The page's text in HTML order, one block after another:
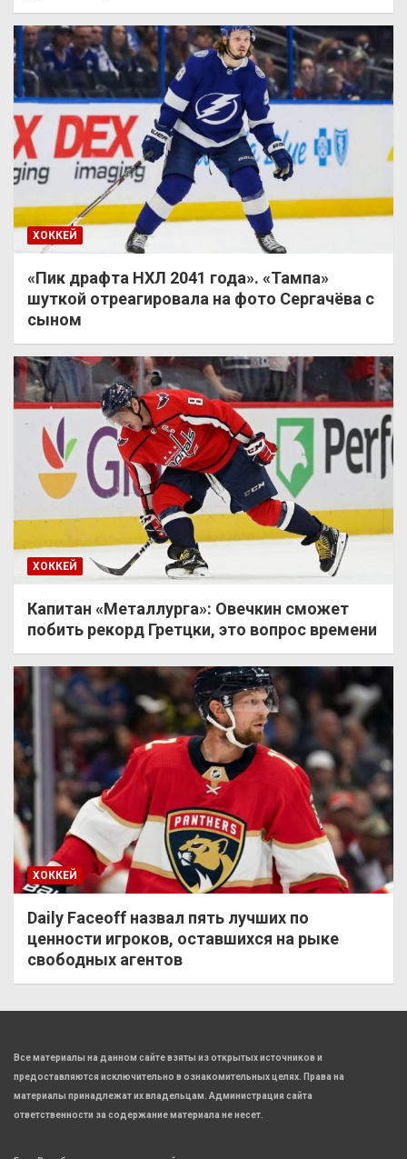
ХОККЕЙ
«Пик драфта НХЛ 2041 года». «Тампа»
шуткой отреагировала на фото Сергачёва с
сыном
ХОККЕЙ
Капитан «Металлурга»: Овечкин сможет
побить рекорд Гретцки, это вопрос времени
ХОККЕЙ
Daily Faceoff назвал пять лучших по
ценности игроков, оставшихся на рыке
свободных агентов
Все материалы на данном сайте взяты из открытых источников и
предоставляются исключительно в ознакомительных целях. Права на
материалы принадлежат их владельцам. Администрация сайта
ответственности за содержание материала не несет.